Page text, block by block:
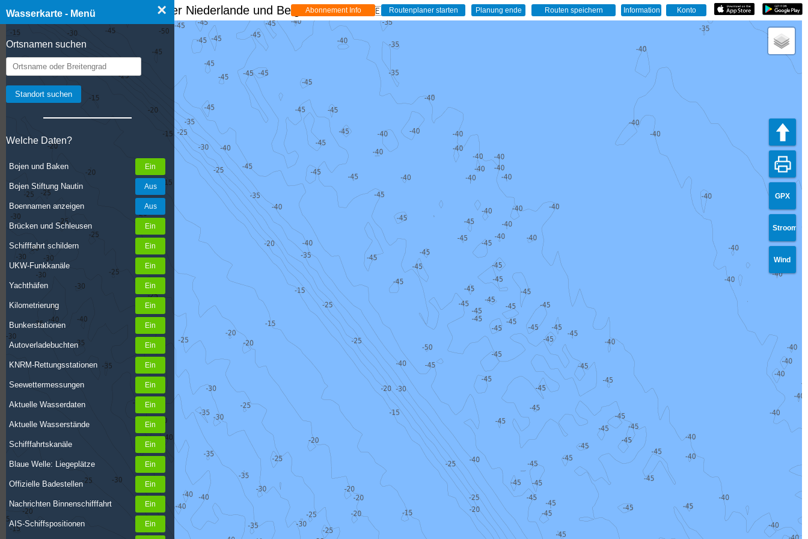
Wasserkarte - Menü ×
Ortsnamen suchen
Welche Daten?
Bojen und Baken
Bojen Stiftung Nautin
Boennamen anzeigen
Brücken und Schleusen
Schifffahrt schildern
UKW-Funkkanäle
Yachthäfen
Kilometrierung
Bunkerstationen
Autoverladebuchten
KNRM-Rettungsstationen
Seewettermessungen
Aktuelle Wasserdaten
Aktuelle Wasserstände
Schifffahrtskanäle
Blaue Welle: Liegeplätze
Offizielle Badestellen
Nachrichten Binnenschifffahrt
AIS-Schiffspositionen
☰ Wasserkarte Deutschland, der Niederlande und Belgien - Live 🇩🇪
GPX
Stroom
Wind